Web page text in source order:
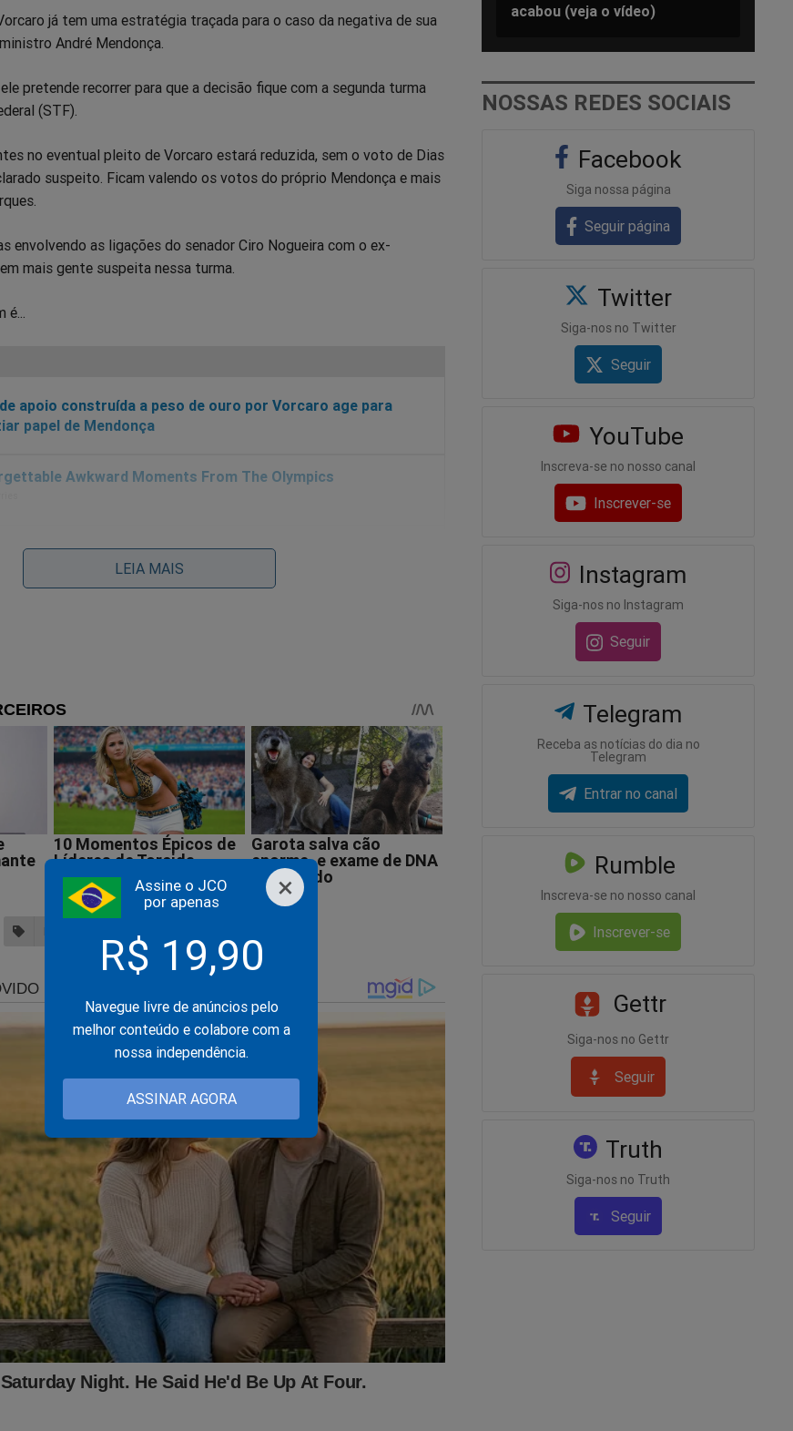
×
Assine o JCO
por apenas
R$ 19,90
Navegue livre de anúncios pelo
melhor conteúdo e colabore com a
nossa independência.
ASSINAR AGORA
no
no
no
já tem uma estratégia traçada para o caso da negativa de sua
André Mendonça.
pretende recorrer para que a decisão fique com a segunda turma
(STF).
no eventual pleito de Vorcaro estará reduzida, sem o voto de Dias
suspeito. Ficam valendo os votos do próprio Mendonça e mais
envolvendo as ligações do senador Ciro Nogueira com o ex-
mais gente suspeita nessa turma.
é...
apoio construída a peso de ouro por Vorcaro age para
papel de Mendonça
apontam que o próximo alvo da Polícia Federal no
pode ser Alcolumbre
a ajuda de nossos assinantes e parceiros comerciais. Para
o que lhe dará o direito de
conservador do Brasil e ter acesso exclusivo ao conteúdo da
os "assuntos proibidos" no Brasil são revelados. Para assinar, clique
apresentacao
CONTAMOS COM VOCÊ!
LEIA MAIS
acabou (veja o vídeo)
NOSSAS REDES SOCIAIS
Facebook
Siga nossa página
Seguir página
Twitter
Siga-nos no Twitter
Seguir
YouTube
Inscreva-se no nosso canal
Inscrever-se
Instagram
Siga-nos no Instagram
Seguir
Telegram
Receba as notícias do dia no
Telegram
Entrar no canal
Rumble
Inscreva-se no nosso canal
Inscrever-se
Gettr
Siga-nos no Gettr
Seguir
Truth
Siga-nos no Truth
Seguir